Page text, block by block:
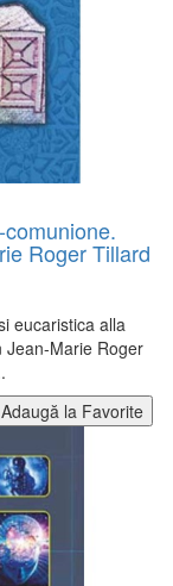
Roger Tillard
eucaristica alla
Jean-Marie Roger
Adaugă la Favorite